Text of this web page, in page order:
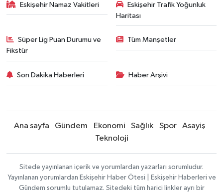
Eskişehir Namaz Vakitleri
Eskişehir Trafik Yoğunluk
Haritası
Süper Lig Puan Durumu ve
Fikstür
Tüm Manşetler
Son Dakika Haberleri Haber Arşivi
Ana sayfa Gündem Ekonomi Sağlık Spor
Asayiş
Teknoloji
Sitede yayınlanan içerik ve yorumlardan yazarları sorumludur.
Yayınlanan yorumlardan Eskişehir Haber Ötesi | Eskişehir Haberleri ve
Gündem sorumlu tutulamaz. Sitedeki tüm harici linkler ayrı bir